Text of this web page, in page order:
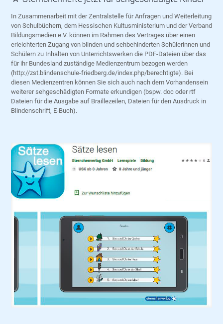
In Zusammenarbeit mit der Zentralstelle für Anfragen und Weiterleitung
von Schulbüchern, dem Hessischen Kultusministerium und der Verband
Bildungsmedien e.V. können im Rahmen des Vertrages über einen
erleichterten Zugang von blinden und sehbehinderten Schülerinnen und
Schülern zu Inhalten von Unterrichtswerken die PDF-Dateien über das
für ihr Bundesland zuständige Medienzentrum bezogen werden
(http://zst.blindenschule-friedberg.de/index.php/berechtigte). Bei
diesen Medienzentren können Sie sich auch nach dem Vorhandensein
weiterer sehgeschädigten Formate erkundigen (bspw. doc oder rtf
Dateien für die Ausgabe auf Braillezeilen, Dateien für den Ausdruck in
Blindenschrift, E-Buch).